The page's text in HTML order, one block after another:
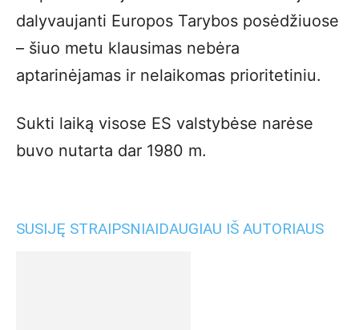
dalyvaujanti Europos Tarybos posėdžiuose
– šiuo metu klausimas nebėra
aptarinėjamas ir nelaikomas prioritetiniu.
Sukti laiką visose ES valstybėse narėse
buvo nutarta dar 1980 m.
SUSIJĘ STRAIPSNIAIDAUGIAU IŠ AUTORIAUS